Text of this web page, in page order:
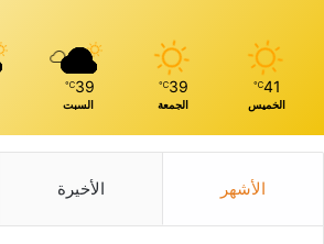
41
℃
الخميس
39
℃
الجمعة
39
℃
السبت
الأشهر الأخيرة